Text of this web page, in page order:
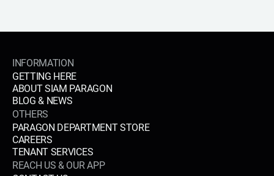
INFORMATION
GETTING HERE
ABOUT SIAM PARAGON
BLOG & NEWS
OTHERS
PARAGON DEPARTMENT STORE
CAREERS
TENANT SERVICES
REACH US & OUR APP